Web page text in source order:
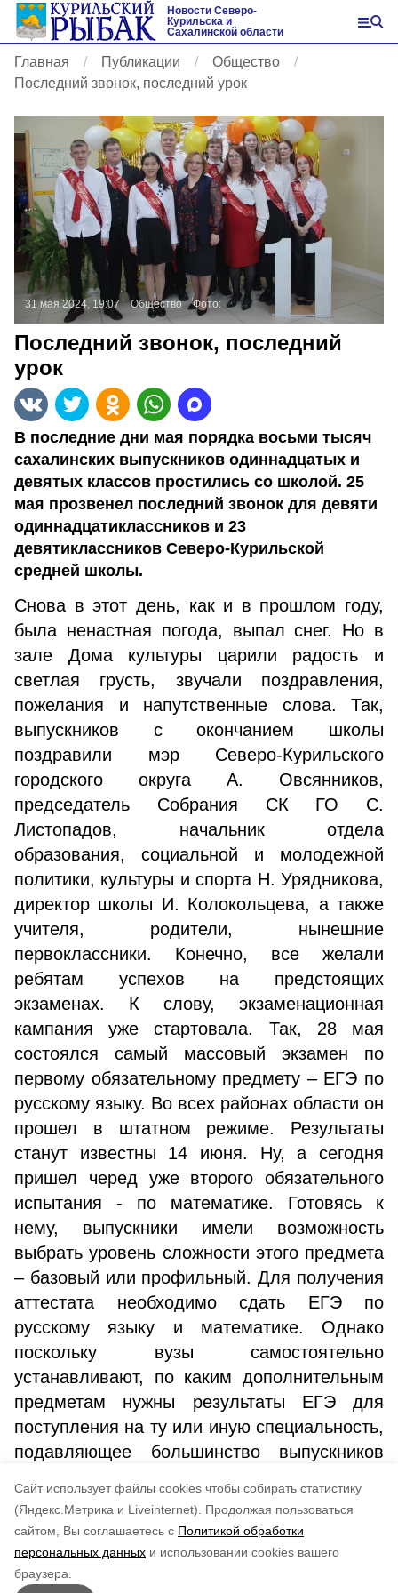
Cайт использует файлы cookies чтобы собирать статистику
(Яндекс.Метрика и Liveinternet).
Продолжая пользоваться
сайтом, Вы соглашаетесь с Политикой обработки
персональных данных и использовании cookies вашего
браузера.
Новости Северо-
Курильска и
Сахалинской области
Главная Публикации
Общество
Последний звонок, последний урок
31 мая 2024, 19:07 Общество Фото:
Последний звонок, последний
урок
В последние дни мая порядка восьми тысяч
сахалинских выпускников одиннадцатых и
девятых классов простились со школой. 25
мая прозвенел последний звонок для девяти
одиннадцатиклассников и 23
девятиклассников Северо-Курильской
средней школы.
Снова в этот день, как и в прошлом году,
была ненастная погода, выпал снег. Но в
зале Дома культуры царили радость и
светлая грусть, звучали поздравления,
пожелания и напутственные слова. Так,
выпускников с окончанием школы
поздравили мэр Северо-Курильского
городского округа А. Овсянников,
председатель Собрания СК ГО С.
Листопадов, начальник отдела
образования, социальной и молодежной
политики, культуры и спорта Н. Урядникова,
директор школы И. Колокольцева, а также
учителя, родители, нынешние
первоклассники. Конечно, все желали
ребятам успехов на предстоящих
экзаменах. К слову, экзаменационная
кампания уже стартовала. Так, 28 мая
состоялся самый массовый экзамен по
первому обязательному предмету – ЕГЭ по
русскому языку. Во всех районах области он
прошел в штатном режиме. Результаты
станут известны 14 июня. Ну, а сегодня
пришел черед уже второго обязательного
испытания - по математике. Готовясь к
нему, выпускники имели возможность
выбрать уровень сложности этого предмета
– базовый или профильный. Для получения
аттестата необходимо сдать ЕГЭ по
русскому языку и математике. Однако
поскольку вузы самостоятельно
устанавливают, по каким дополнительным
предметам нужны результаты ЕГЭ для
поступления на ту или иную специальность,
подавляющее большинство выпускников
предметов.
по оценке
5